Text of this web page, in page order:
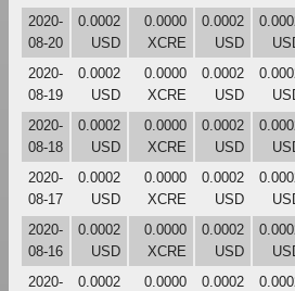
2020-
08-20
0.0002
USD
0.0000
XCRE
0.0002
USD
2020-
08-19
0.0002
USD
0.0000
XCRE
0.0002
USD
2020-
08-18
0.0002
USD
0.0000
XCRE
0.0002
USD
2020-
08-17
0.0002
USD
0.0000
XCRE
0.0002
USD
2020-
08-16
0.0002
USD
0.0000
XCRE
0.0002
USD
2020-
0.0002
0.0000
0.0002